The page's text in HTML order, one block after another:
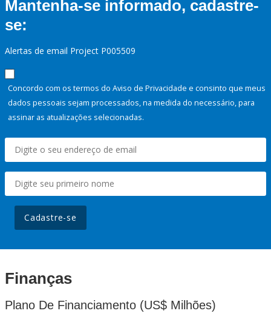
Mantenha-se informado, cadastre-
se:
Alertas de email Project P005509
Concordo com os termos do Aviso de Privacidade e consinto que meus
dados pessoais sejam processados, na medida do necessário, para
assinar as atualizações selecionadas.
Cadastre-se
Finanças
Plano De Financiamento (US$ Milhões)